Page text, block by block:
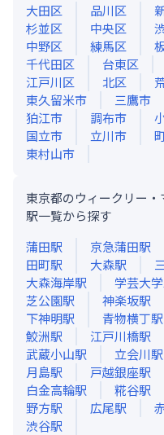
大田区
品川区
杉並区
中央区
中野区
練馬区
千代田区
台東区
江戸川区
北区
東久留米市
三鷹市
狛江市
調布市
国立市
立川市
東村山市
東京都のウィークリー
駅一覧から探す
蒲田駅 京急蒲田駅
田町駅 大森駅
大森海岸駅 学芸大学
芝公園駅 神楽坂駅
下神明駅 青物横丁駅
鮫洲駅 江戸川橋駅
武蔵小山駅 立会川駅
月島駅 戸越銀座駅
白金高輪駅 糀谷駅
野方駅 広尾駅
渋谷駅